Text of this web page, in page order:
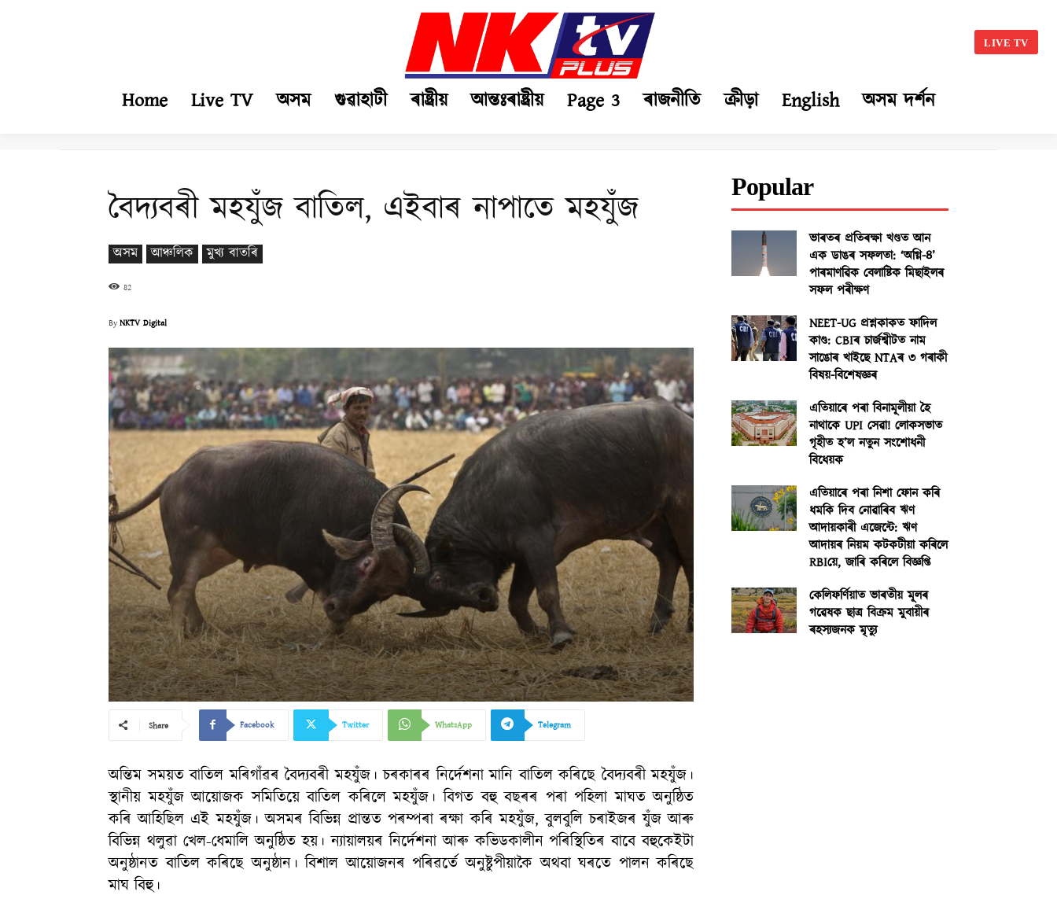
LIVE TV
Home Live TV অসম গুৱাহাটী ৰাষ্ট্ৰীয় আন্তঃৰাষ্ট্ৰীয় Page 3 ৰাজনীতি ক্ৰীড়া English অসম দৰ্শন
বৈদ্যবৰী মহযুঁজ বাতিল, এইবাৰ নাপাতে মহযুঁজ
অসম আঞ্চলিক মুখ্য বাতৰি
82
ByNKTV Digital
Share Facebook Twitter WhatsApp Telegram
অন্তিম সময়ত বাতিল মৰিগাঁৱৰ বৈদ্যবৰী মহযুঁজ। চৰকাৰৰ নিৰ্দেশনা মানি বাতিল কৰিছে বৈদ্যবৰী মহযুঁজ।
স্থানীয় মহযুঁজ আয়োজক সমিতিয়ে বাতিল কৰিলে মহযুঁজ। বিগত বহু বছৰৰ পৰা পহিলা মাঘত অনুষ্ঠিত
কৰি আহিছিল এই মহযুঁজ। অসমৰ বিভিন্ন প্ৰান্তত পৰম্পৰা ৰক্ষা কৰি মহযুঁজ, বুলবুলি চৰাইজৰ যুঁজ আৰু
বিভিন্ন থলুৱা খেল-ধেমালি অনুষ্ঠিত হয়। ন্যায়ালয়ৰ নিৰ্দেশনা আৰু কভিডকালীন পৰিস্থিতিৰ বাবে বহুকেইটা
অনুষ্ঠানত বাতিল কৰিছে অনুষ্ঠান। বিশাল আয়োজনৰ পৰিৱৰ্তে অনুষ্টুপীয়াকৈ অথবা ঘৰতে পালন কৰিছে
মাঘ বিহু।
Popular
ভাৰতৰ প্ৰতিৰক্ষা খণ্ডত আন
এক ডাঙৰ সফলতা: ‘অগ্নি-৪’
পাৰমাণৱিক বেলাষ্টিক মিছাইলৰ
সফল পৰীক্ষণ
NEET-UG প্ৰশ্নকাকত ফাদিল
কাণ্ড: CBIৰ চাৰ্জশ্বীটত নাম
সাঙোৰ খাইছে NTAৰ ৩ গৰাকী
বিষয়-বিশেষজ্ঞৰ
এতিয়াৰে পৰা বিনামূলীয়া হৈ
নাথাকে UPI সেৱা! লোকসভাত
গৃহীত হ’ল নতুন সংশোধনী
বিধেয়ক
এতিয়াৰে পৰা নিশা ফোন কৰি
ধমকি দিব নোৱাৰিব ঋণ
আদায়কাৰী এজেন্টে: ঋণ
আদায়ৰ নিয়ম কটকটীয়া কৰিলে
RBIয়ে, জাৰি কৰিলে বিজ্ঞপ্তি
কেলিফৰ্ণিয়াত ভাৰতীয় মূলৰ
গৱেষক ছাত্ৰ বিক্ৰম মুবায়ীৰ
ৰহস্যজনক মৃত্যু